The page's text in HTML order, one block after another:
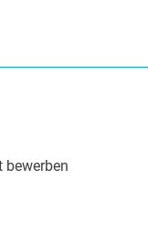
bewerben